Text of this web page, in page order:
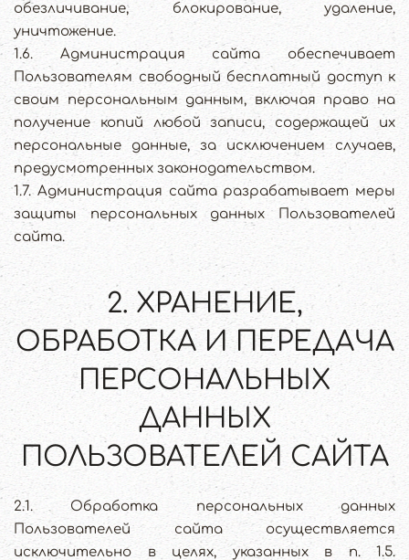
обезличивание, блокирование, удаление,
уничтожение.
1.6. Администрация сайта обеспечивает
Пользователям свободный бесплатный доступ к
своим персональным данным, включая право на
получение копий любой записи, содержащей их
персональные данные, за исключением случаев,
предусмотренных законодательством.
1.7. Администрация сайта разрабатывает меры
защиты персональных данных Пользователей
сайта.
2. ХРАНЕНИЕ,
ОБРАБОТКА И ПЕРЕДАЧА
ПЕРСОНАЛЬНЫХ
ДАННЫХ
ПОЛЬЗОВАТЕЛЕЙ САЙТА
2.1. Обработка персональных данных
Пользователей сайта осуществляется
исключительно в целях, указанных в п. 1.5.